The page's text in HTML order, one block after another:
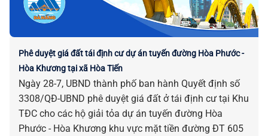
Phê duyệt giá đất tái định cư dự án tuyến đường Hòa Phước -
Hòa Khương tại xã Hòa Tiến
Ngày 28-7, UBND thành phố ban hành Quyết định số
3308/QĐ-UBND phê duyệt giá đất ở tái định cư tại Khu
TĐC cho các hộ giải tỏa dự án tuyến đường Hòa
Phước - Hòa Khương khu vực mặt tiền đường ĐT 605